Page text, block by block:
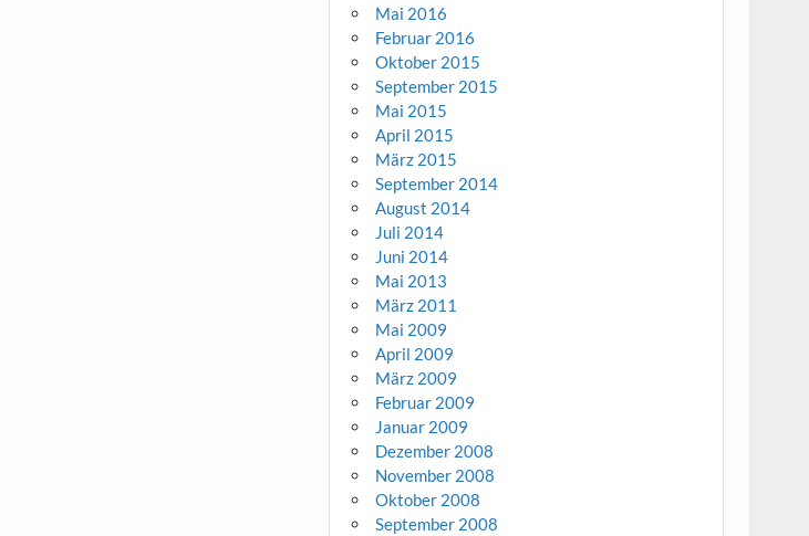
Mai 2016
Februar 2016
Oktober 2015
September 2015
Mai 2015
April 2015
März 2015
September 2014
August 2014
Juli 2014
Juni 2014
Mai 2013
März 2011
Mai 2009
April 2009
März 2009
Februar 2009
Januar 2009
Dezember 2008
November 2008
Oktober 2008
September 2008